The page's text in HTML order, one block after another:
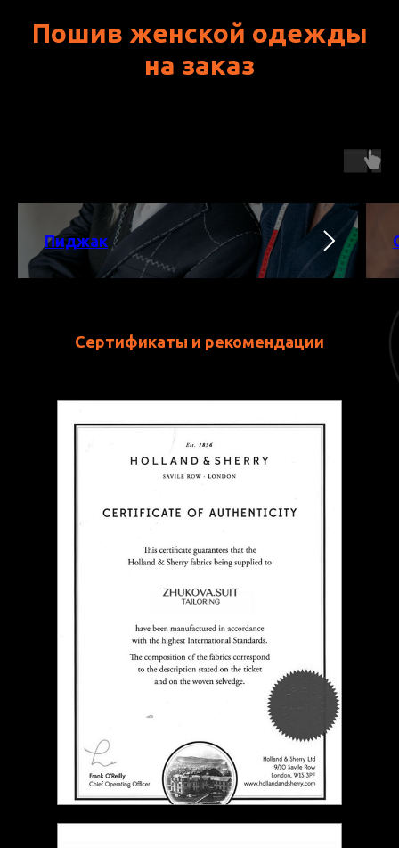
Пошив женской одежды
на заказ
Пиджак
Сертификаты и рекомендации